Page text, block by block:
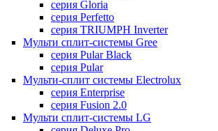
серия Gloria
серия Perfetto
серия TRIUMPH Inverter
Мульти сплит-системы Gree
серия Pular Black
серия Pular
Мульти-сплит системы Electrolux
серия Enterprise
серия Fusion 2.0
Мульти сплит-системы LG